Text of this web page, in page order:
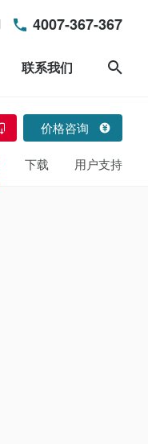
4007-367-367
联系我们
价格咨询
下载 用户支持